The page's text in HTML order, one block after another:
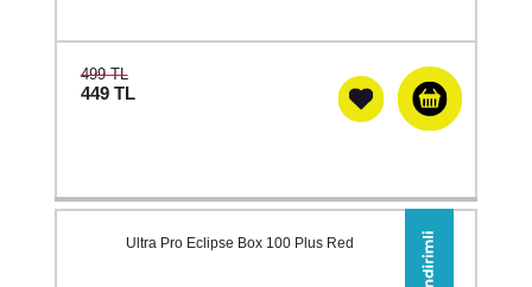
499 TL
449 TL
Ultra Pro Eclipse Box 100 Plus Red